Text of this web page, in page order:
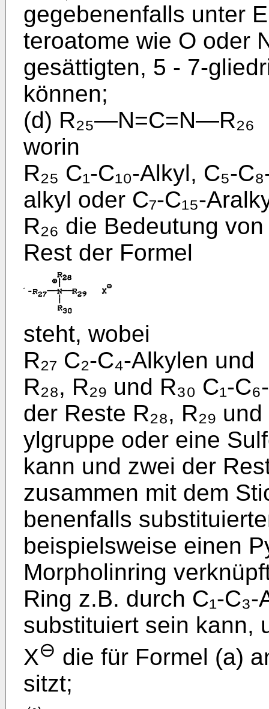
gegebenenfalls unter
teroatome wie O oder
gesättigten, 5 - 7-
können;
(d) R₂₅―N=C=N―R₂₆
worin
R₂₅ C₁-C₁₀-Alkyl, C₅-
alkyl oder C₇-C₁₅-
R₂₆ die Bedeutung
Rest der Formel
steht, wobei
R₂₇ C₂-C₄-Alkylen und
R₂₈, R₂₉ und R₃₀ C₁-
der Reste R₂₈, R₂₉
ylgruppe oder eine
kann und zwei der
zusammen mit dem
benenfalls
beispielsweise einen
Morpholinring
Ring z.B. durch C₁-
substituiert sein kann,
X⊖ die für Formel (a)
sitzt;